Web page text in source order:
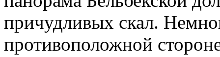
причудливых скал.
противоположной